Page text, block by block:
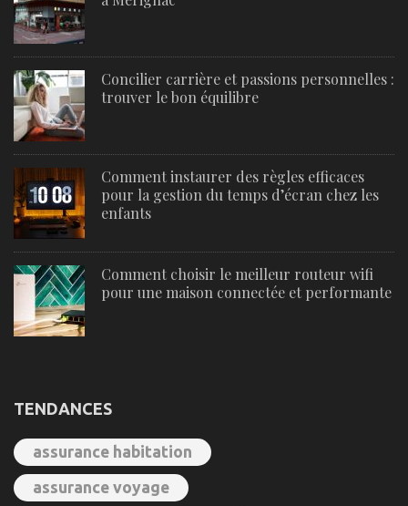
Concilier carrière et passions personnelles :
trouver le bon équilibre
Comment instaurer des règles efficaces
pour la gestion du temps d’écran chez les
enfants
Comment choisir le meilleur routeur wifi
pour une maison connectée et performante
TENDANCES
assurance habitation
assurance voyage